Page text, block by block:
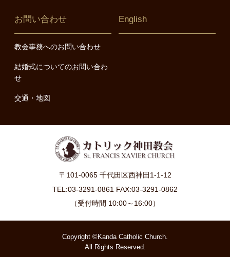
お問い合わせ
教会事務へのお問い合わせ
結婚式についてのお問い合わ
せ
交通・地図
English
〒101-0065 千代田区西神田1-1-12
TEL:03-3291-0861 FAX:03-3291-0862
（受付時間 10:00～16:00）
Copyright ©Kanda Catholic Church.
All Rights Reserved.